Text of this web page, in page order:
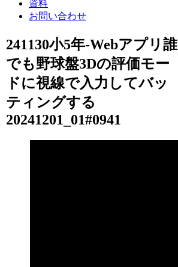
資料
お問い合わせ
241130小5年-Webアプリ誰
でも野球盤3Dの評価モー
ドに視線で入力してバッ
ティングする
20241201_01#0941